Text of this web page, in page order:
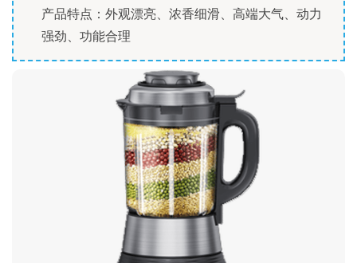
产品特点：外观漂亮、浓香细滑、高端大气、动力
强劲、功能合理